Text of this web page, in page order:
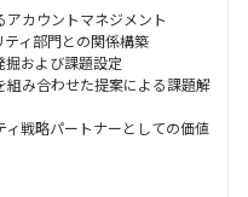
アカウントマネジメント
ティ部門との関係構築
掘および課題設定
組み合わせた提案による課題解
ィ戦略パートナーとしての価値